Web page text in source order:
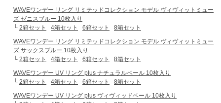
WAVEワンデー リング リミテッドコレクション モデル ヴィヴィットミュー
ズ ゼニスブルー 10枚入り
└ 2箱セット 4箱セット 6箱セット
8箱セット
WAVEワンデー リング リミテッドコレクション モデル ヴィヴィットミュー
ズ サックスブルー 10枚入り
└ 2箱セット 4箱セット 6箱セット
8箱セット
WAVEワンデー UV リング plus ナチュラルベール 10枚入り
└ 2箱セット 4箱セット 6箱セット
8箱セット
WAVEワンデー UV リング plus ヴィヴィッドベール 10枚入り